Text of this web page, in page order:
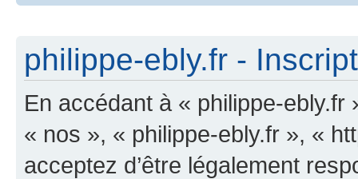
philippe-ebly.fr -
En accédant à « philippe-
« nos », « philippe-ebly.fr », «
acceptez d’être légalement